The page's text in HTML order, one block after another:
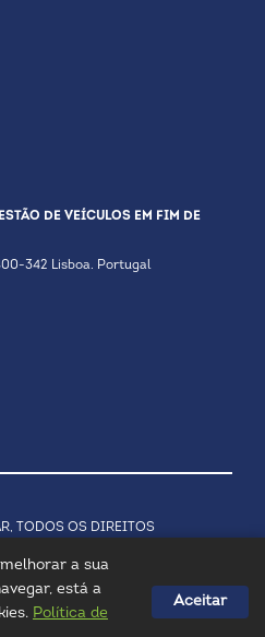
DE VEÍCULOS EM FIM DE
342 Lisboa. Portugal
TODOS OS DIREITOS
a sua
está a
Política de
Aceitar